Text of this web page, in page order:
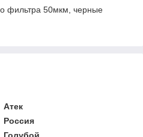
фильтра 50мкм, черные
Атек
Россия
Голубой